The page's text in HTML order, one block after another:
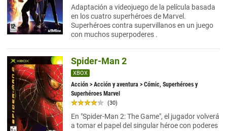
Adaptación a videojuego de la película basada
en los cuatro superhéroes de Marvel.
Superhéroes contra supervillanos en un juego
con muchos superpoderes .
Spider-Man 2
XBOX
Acción > Acción y aventura > Cómic, Superhéroes y
Superhéroes Marvel
(30)
En "Spider-Man 2: The Game", el jugador volverá
a tomar el papel del singular héroe con poderes